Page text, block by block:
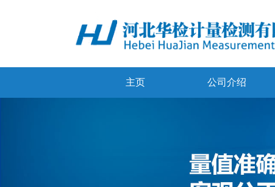
主页 公司介绍